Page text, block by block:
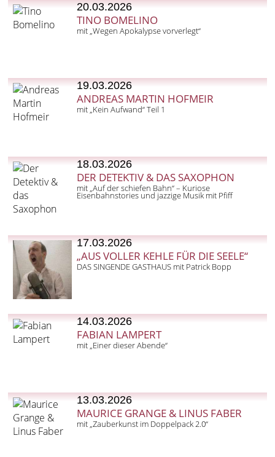
20.03.2026
TINO BOMELINO
mit „Wegen Apokalypse vorverlegt“
19.03.2026
ANDREAS MARTIN HOFMEIR
mit „Kein Aufwand“ Teil 1
18.03.2026
DER DETEKTIV & DAS SAXOPHON
mit „Auf der schiefen Bahn“ – Kuriose
Eisenbahnstories und jazzige Musik mit Pfiff
17.03.2026
„AUS VOLLER KEHLE FÜR DIE SEELE“
DAS SINGENDE GASTHAUS mit Patrick Bopp
14.03.2026
FABIAN LAMPERT
mit „Einer dieser Abende“
13.03.2026
MAURICE GRANGE & LINUS FABER
mit „Zauberkunst im Doppelpack 2.0“